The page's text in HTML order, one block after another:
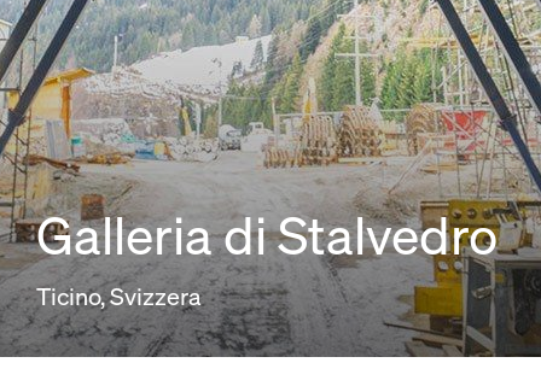
Galleria di Stalvedro
Ticino, Svizzera